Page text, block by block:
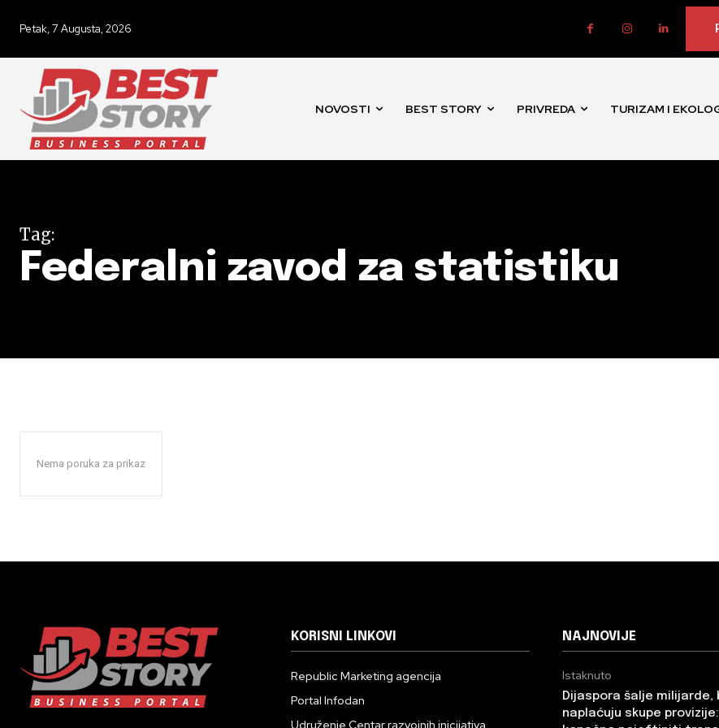
Petak, 7 Augusta, 2026
NOVOSTI BEST STORY PRIVREDA TURIZAM I
Tag:
Federalni zavod za statistiku
Nema poruka za prikaz
KORISNI LINKOVI
Republic Marketing agencija
Portal Infodan
Udruženje Centar razvojnih inicijativa
NAJNOVIJE
Istaknuto
Dijaspora šalje milijarde,
naplaćuju skupe provizije: